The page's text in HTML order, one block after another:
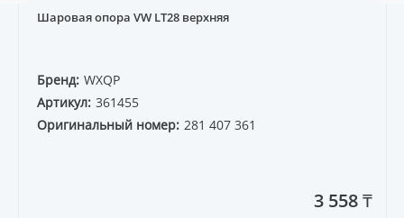
Шаровая опора VW LT28 верхняя
Бренд: WXQP
Артикул: 361455
Оригинальный номер: 281 407 361
3 558 ₸